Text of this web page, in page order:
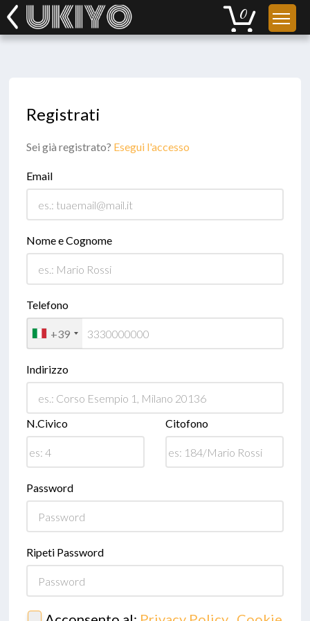
Registrati
Sei già registrato? Esegui l'accesso
Email
Nome e Cognome
Telefono
+39
Indirizzo
N.Civico Citofono
Password
Ripeti Password